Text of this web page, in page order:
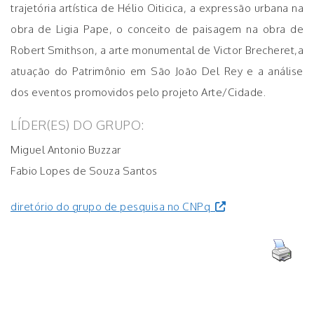
trajetória artística de Hélio Oiticica, a expressão urbana na
obra de Ligia Pape, o conceito de paisagem na obra de
Robert Smithson, a arte monumental de Victor Brecheret,a
atuação do Patrimônio em São João Del Rey e a análise
dos eventos promovidos pelo projeto Arte/Cidade.
LÍDER(ES) DO GRUPO:
Miguel Antonio Buzzar
Fabio Lopes de Souza Santos
diretório do grupo de pesquisa no CNPq